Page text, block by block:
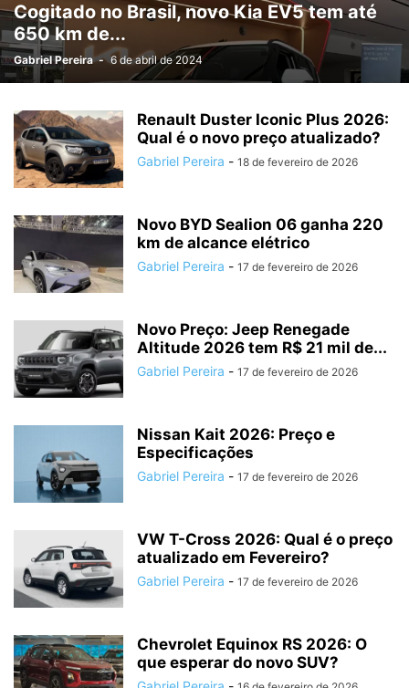
Cogitado no Brasil, novo Kia EV5 tem até
650 km de...
Gabriel Pereira - 6 de abril de 2024
Renault Duster Iconic Plus 2026:
Qual é o novo preço atualizado?
Gabriel Pereira - 18 de fevereiro de 2026
Novo BYD Sealion 06 ganha 220
km de alcance elétrico
Gabriel Pereira - 17 de fevereiro de 2026
Novo Preço: Jeep Renegade
Altitude 2026 tem R$ 21 mil de...
Gabriel Pereira - 17 de fevereiro de 2026
Nissan Kait 2026: Preço e
Especificações
Gabriel Pereira - 17 de fevereiro de 2026
VW T-Cross 2026: Qual é o preço
atualizado em Fevereiro?
Gabriel Pereira - 17 de fevereiro de 2026
Chevrolet Equinox RS 2026: O
que esperar do novo SUV?